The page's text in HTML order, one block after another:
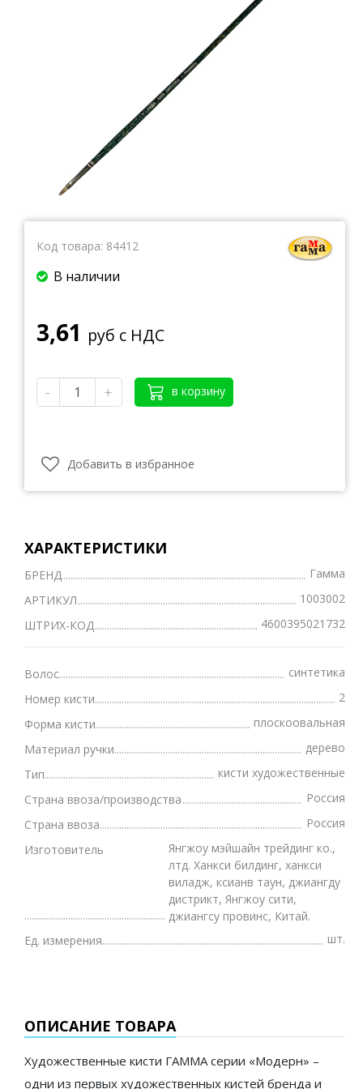
Ватманы, калька, бумага миллиметровая, форматки
Бумага для художественных и дизайнерских работ
Грамоты, дипломы, благодарности
Канцелярские книги, книги учета
Календари
Бумага писчая, газетная, копирка
Бумага в рулоне и стопе
Код товара: 84412
В наличии
3,61 руб с НДС
- + в корзину
Добавить в избранное
ХАРАКТЕРИСТИКИ
БРЕНД
Гамма
АРТИКУЛ
1003002
ШТРИХ-КОД
4600395021732
Волос
синтетика
Номер кисти
2
Форма кисти
плоскоовальная
Материал ручки
дерево
Тип
кисти художественные
Страна ввоза/производства
Россия
Страна ввоза
Россия
Изготовитель
Янгжоу мэйшайн трейдинг ко.,
лтд. Ханкси билдинг, ханкси
виладж, ксианв таун, джиангду
дистрикт, Янгжоу сити,
джиангсу провинс, Китай.
Ед. измерения
шт.
ОПИСАНИЕ ТОВАРА
Художественные кисти ГАММА серии «Модерн» –
одни из первых художественных кистей бренда и